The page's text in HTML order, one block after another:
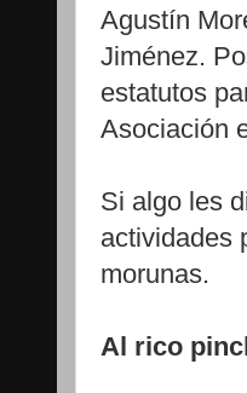
Agustín
Jiménez.
estatutos
Asociación
Si algo les
actividades
morunas.
Al rico